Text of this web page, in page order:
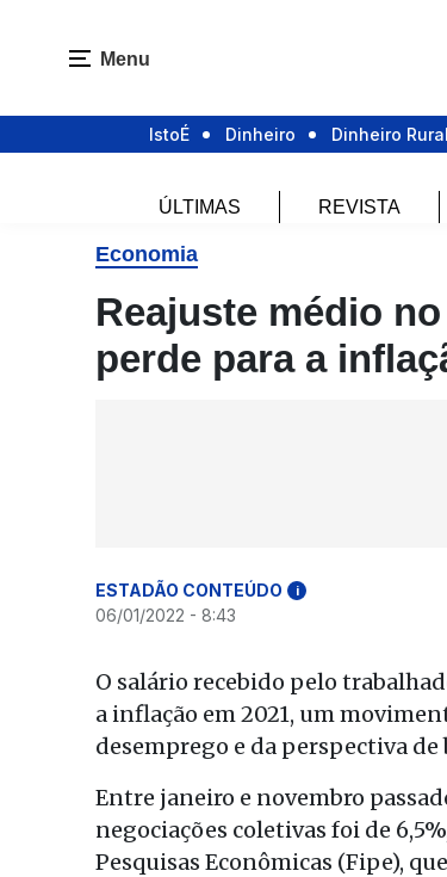
Menu
IstoÉ Dinheiro Dinheiro Rural
ÚLTIMAS REVISTA
Economia
Reajuste médio
perde para a
ESTADÃO CONTEÚDO i
06/01/2022 - 8:43
O salário recebido pelo
a inflação em 2021, um
desemprego e da perspectiva
Entre janeiro e novembro
negociações coletivas foi de
Pesquisas Econômicas (Fipe),